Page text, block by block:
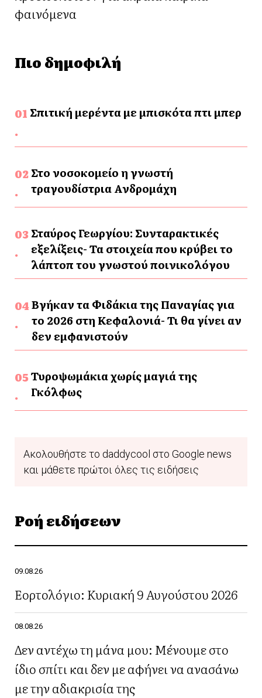
φαινόμενα
Πιο δημοφιλή
Σπιτική μερέντα με μπισκότα πτι μπερ
Στο νοσοκομείο η γνωστή
τραγουδίστρια Ανδρομάχη
Σταύρος Γεωργίου: Συνταρακτικές
εξελίξεις- Τα στοιχεία που κρύβει το
λάπτοπ του γνωστού ποινικολόγου
Βγήκαν τα Φιδάκια της Παναγίας για
το 2026 στη Κεφαλονιά- Τι θα γίνει αν
δεν εμφανιστούν
Τυροψωμάκια χωρίς μαγιά της
Γκόλφως
Ακολουθήστε το daddycool στο Google news
και μάθετε πρώτοι όλες τις ειδήσεις
Ροή ειδήσεων
09.08.26
Εορτολόγιο: Κυριακή 9 Αυγούστου 2026
08.08.26
Δεν αντέχω τη μάνα μου: Μένουμε στο
ίδιο σπίτι και δεν με αφήνει να ανασάνω
με την αδιακρισία της